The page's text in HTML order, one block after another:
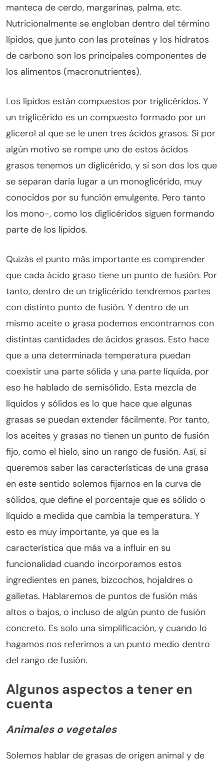
manteca de cerdo, margarinas, palma, etc.
Nutricionalmente se engloban dentro del término
lípidos, que junto con las proteínas y los hidratos
de carbono son los principales componentes de
los alimentos (macronutrientes).
Los lípidos están compuestos por triglicéridos. Y
un triglicérido es un compuesto formado por un
glicerol al que se le unen tres ácidos grasos. Si por
algún motivo se rompe uno de estos ácidos
grasos tenemos un diglicérido, y si son dos los que
se separan daría lugar a un monoglicérido, muy
conocidos por su función emulgente. Pero tanto
los mono-, como los diglicéridos siguen formando
parte de los lípidos.
Quizás el punto más importante es comprender
que cada ácido graso tiene un punto de fusión. Por
tanto, dentro de un triglicérido tendremos partes
con distinto punto de fusión. Y dentro de un
mismo aceite o grasa podemos encontrarnos con
distintas cantidades de ácidos grasos. Esto hace
que a una determinada temperatura puedan
coexistir una parte sólida y una parte líquida, por
eso he hablado de semisólido. Esta mezcla de
líquidos y sólidos es lo que hace que algunas
grasas se puedan extender fácilmente. Por tanto,
los aceites y grasas no tienen un punto de fusión
fijo, como el hielo, sino un rango de fusión. Así, si
queremos saber las características de una grasa
en este sentido solemos fijarnos en la curva de
sólidos, que define el porcentaje que es sólido o
líquido a medida que cambia la temperatura. Y
esto es muy importante, ya que es la
característica que más va a influir en su
funcionalidad cuando incorporamos estos
ingredientes en panes, bizcochos, hojaldres o
galletas. Hablaremos de puntos de fusión más
altos o bajos, o incluso de algún punto de fusión
concreto. Es solo una simplificación, y cuando lo
hagamos nos referimos a un punto medio dentro
del rango de fusión.
Algunos aspectos a tener en
cuenta
Animales o vegetales
Solemos hablar de grasas de origen animal y de